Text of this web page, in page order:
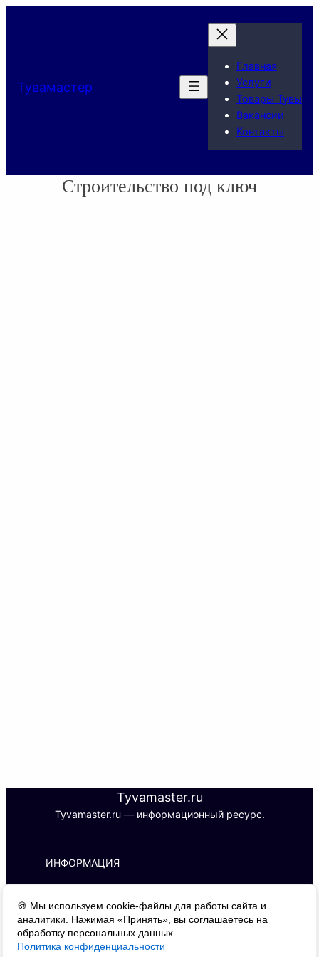
Тувамастер
Главная
Услуги
Товары Тувы
Вакансии
Контакты
Строительство под ключ
Tyvamaster.ru
Tyvamaster.ru — информационный ресурс.
🍪 Мы используем cookie-файлы для работы сайта и
аналитики. Нажимая «Принять», вы соглашаетесь на
обработку персональных данных.
Политика конфиденциальности
ИНФОРМАЦИЯ
ИНН 170101788427 | ОГРНИП
326170000016510
Адрес: 667000, г. Кызыл, ул. Буренская,